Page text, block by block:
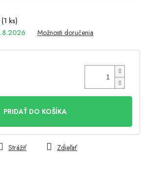
(1 ks)
Možnosti doručenia
PRIDAŤ DO KOŠÍKA
Strážiť Zdieľať